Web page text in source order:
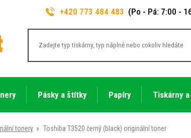
+420 773 484 483 (Po - Pá: 7:00 -
Pásky a štítky Papíry Tiskárny
tonery » Toshiba T3520 černý (black) originální toner